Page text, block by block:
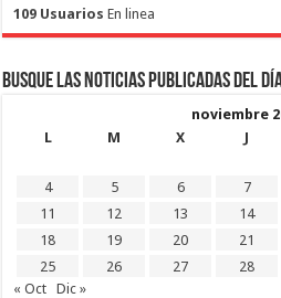
109 Usuarios En linea
Busque las noticias publicadas del
noviembre
L
M X J
4
5 6 7
11
12 13 14
18
19 20 21
25
26 27 28
« Oct
Dic »